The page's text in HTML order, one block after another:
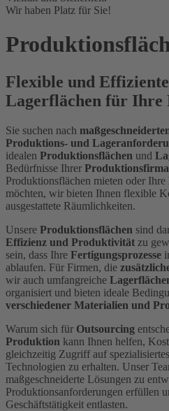
Wir haben Platz für Sie!
Flexible und
Lagerflächen für Ihre
Sie suchen nach
Produktions- und
idealen Produktionsflächen und
Bedürfnisse Ihrer Produktionsfirma
Produktionsflächen mieten oder Ihre
möchten, wir bieten Ihnen flexible
ausgestattete Räumlichkeiten.
Unsere Produktionsflächen sind
Effizienz und Produktivität zu
sein, dass Ihre Fertigungsprozesse
ablaufen. Für Firmen, die
wir auch umfangreiche
organisiert und bieten ideale
verschiedener Materialien und
Warum sich für Outsourcing
Produktion kann Ihnen helfen,
gleichzeitig Zugriff auf
Technologien zu erhalten. Unser
maßgeschneiderte Lösungen zu
Produktionsanforderungen erfüllen
Geschäftstätigkeit entlasten.